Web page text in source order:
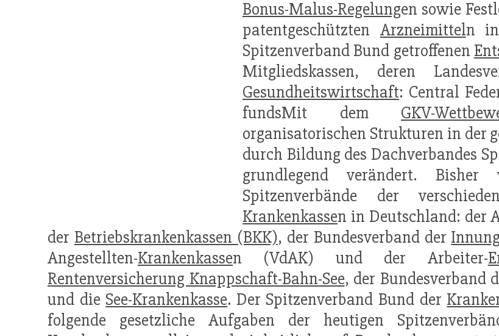
Bonus-Malus-Regelungen sowie
patentgeschützten Arzneimitteln in
Spitzenverband Bund getroffenen
Mitgliedskassen, deren
Gesundheitswirtschaft: Central
fundsMit dem GKV-
organisatorischen Strukturen in der
durch Bildung des Dachverbandes
grundlegend verändert. Bisher
Spitzenverbände der
Krankenkassen in Deutschland: der
der Betriebskrankenkassen (BKK), der Bundesverband der
Angestellten-Krankenkassen (VdAK) und der Arbeiter-
Rentenversicherung Knappschaft-Bahn-See, der
und die See-Krankenkasse. Der Spitzenverband Bund der
folgende gesetzliche Aufgaben der heutigen